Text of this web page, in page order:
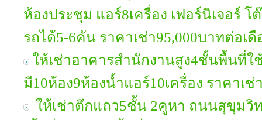
ห้องประชุม แอร์8เครื่อง เฟอร์นิเจอร์
รถได้5-6คัน ราคาเช่า95,000บาทต่อเดื
ให้เช่าอาคารสำนักงานสูง4ชั้นพื้นที่ใ
มี10ห้อง9ห้องน้ำแอร์10เครื่อง ราคาเช่
ให้เช่าตึกแถว5ชั้น 2คูหา ถนนสุขุมวิ